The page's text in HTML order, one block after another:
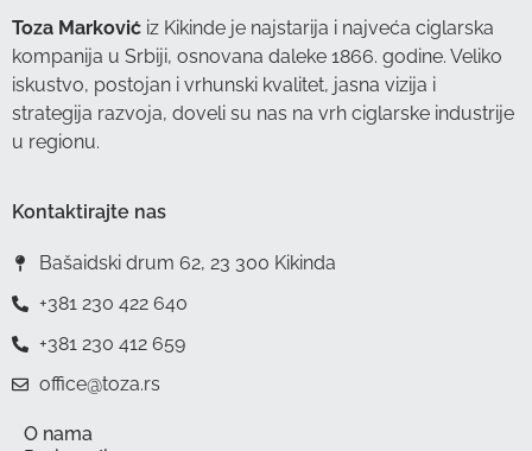
Toza Marković iz Kikinde je najstarija i najveća ciglarska
kompanija u Srbiji, osnovana daleke 1866. godine. Veliko
iskustvo, postojan i vrhunski kvalitet, jasna vizija i
strategija razvoja, doveli su nas na vrh ciglarske industrije
u regionu.
Kontaktirajte nas
Bašaidski drum 62, 23 300 Kikinda
+381 230 422 640
+381 230 412 659
office@toza.rs
O nama